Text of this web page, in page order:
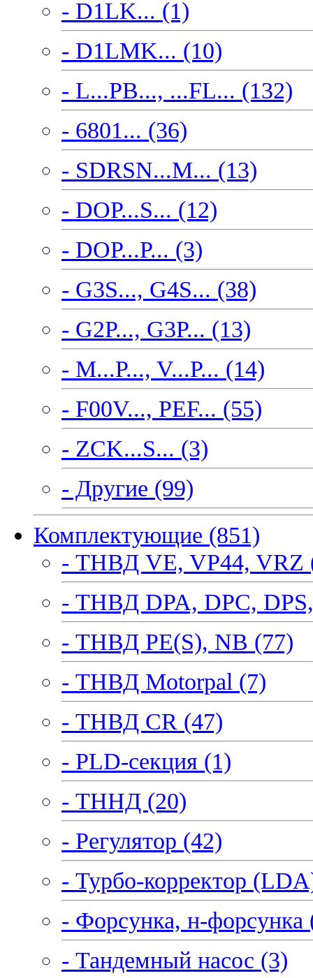
- D1LK... (1)
- D1LMK... (10)
- L...PB..., ...FL... (132)
- 6801... (36)
- SDRSN...M... (13)
- DOP...S... (12)
- DOP...P... (3)
- G3S..., G4S... (38)
- G2P..., G3P... (13)
- M...P..., V...P... (14)
- F00V..., PEF... (55)
- ZCK...S... (3)
- Другие (99)
Комплектующие (851)
- ТНВД VE, VP44, VRZ
- ТНВД DPA, DPC,
- ТНВД PE(S), NB (77)
- ТНВД Motorpal (7)
- ТНВД CR (47)
- PLD-секция (1)
- ТННД (20)
- Регулятор (42)
- Турбо-корректор
- Форсунка, н-форсунка
- Тандемный насос (3)